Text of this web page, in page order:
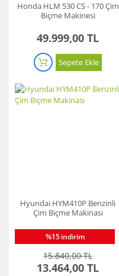
Honda HLM 530 CS - 170 Çim
Biçme Makinesi
49.999,00 TL
Sepete Ekle
Hyundai HYM410P Benzinli
Çim Biçme Makinası
%15 indirim
15.840,00 TL
13.464,00 TL